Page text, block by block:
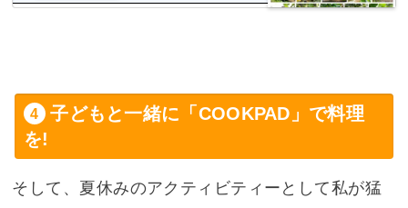
子どもと一緒に「COOKPAD」で料理
を!
そして、夏休みのアクティビティーとして私が猛